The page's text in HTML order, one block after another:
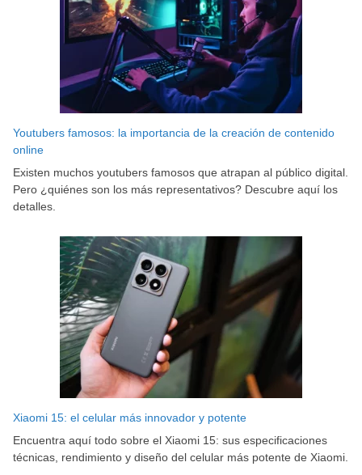
Youtubers famosos: la importancia de la creación de contenido
online
Existen muchos youtubers famosos que atrapan al público digital.
Pero ¿quiénes son los más representativos? Descubre aquí los
detalles.
Xiaomi 15: el celular más innovador y potente
Encuentra aquí todo sobre el Xiaomi 15: sus especificaciones
técnicas, rendimiento y diseño del celular más potente de Xiaomi.